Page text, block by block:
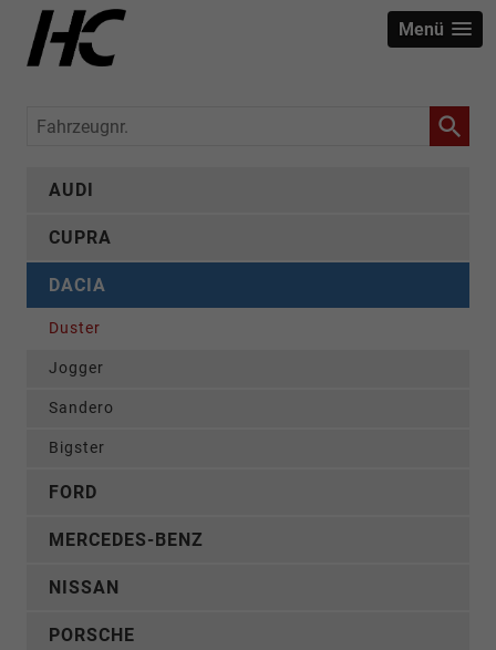
Menü
Fahrzeugnr.
AUDI
CUPRA
DACIA
Duster
Jogger
Sandero
Bigster
FORD
MERCEDES-BENZ
NISSAN
PORSCHE